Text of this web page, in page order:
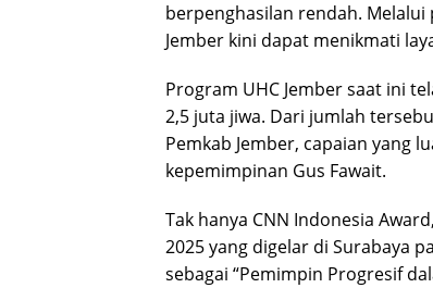
berpenghasilan rendah. Melalui
Jember kini dapat menikmati
Program UHC Jember saat ini
2,5 juta jiwa. Dari jumlah
Pemkab Jember, capaian yang
kepemimpinan Gus Fawait.
Tak hanya CNN Indonesia
2025 yang digelar di Surabaya
sebagai “Pemimpin Progresif